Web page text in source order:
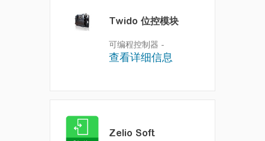
Twido 位控模块
可编程控制器 -
查看详细信息
Zelio Soft